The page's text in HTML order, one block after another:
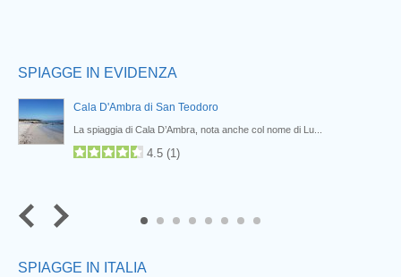
SPIAGGE IN EVIDENZA
Cala D'Ambra di San Teodoro
La spiaggia di Cala D’Ambra, nota anche col nome di Lu...
4.5 (1)
8
SPIAGGE IN ITALIA